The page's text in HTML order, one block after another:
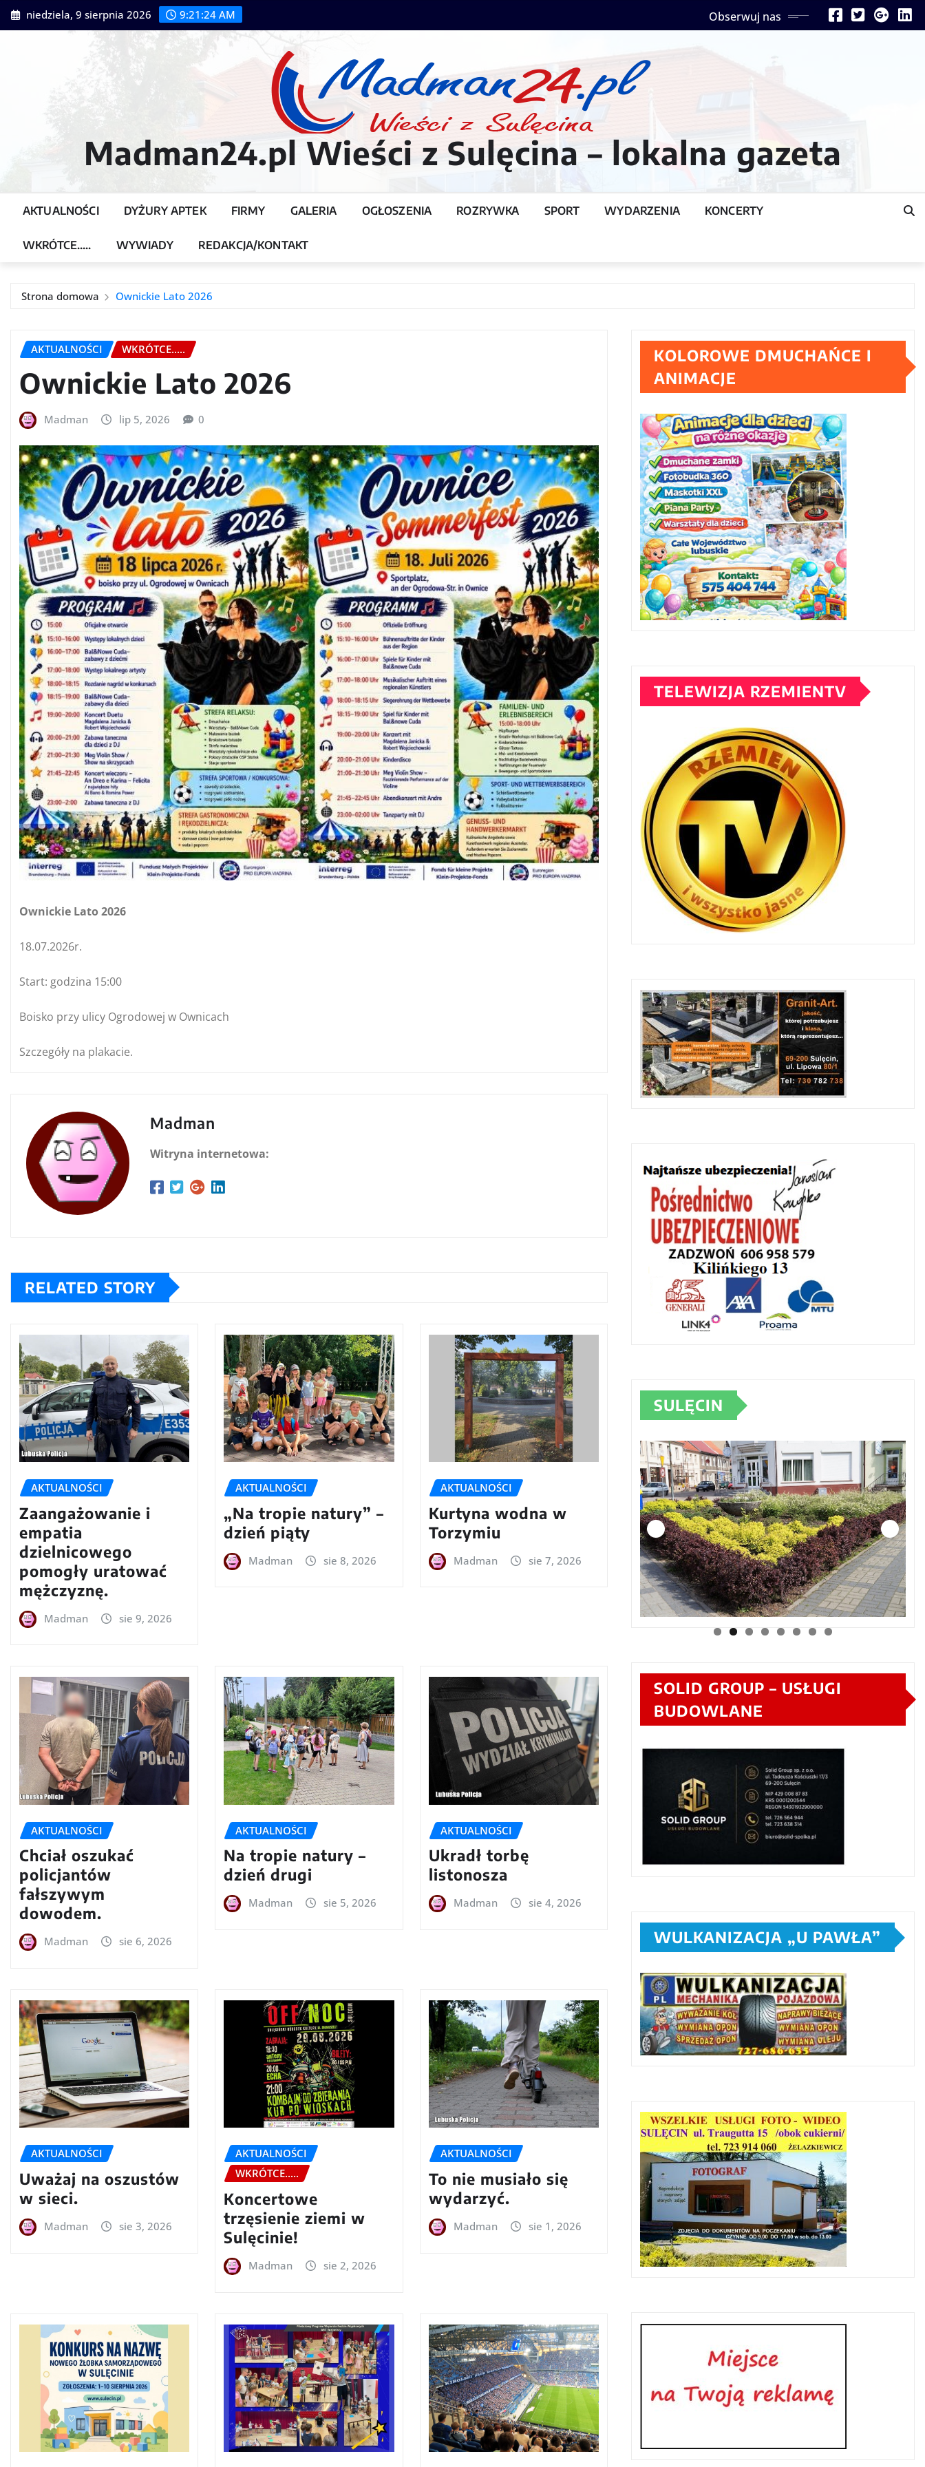
Przejdź
do
niedziela, 9 sierpnia 2026 9:21:26 AM Obserwuj nas
Madman24.pl Wieści z Sulęcina – lokalna gazeta
AKTUALNOŚCI DYŻURY APTEK FIRMY GALERIA OGŁOSZENIA ROZRYWKA SPORT WYDARZENIA KONCERTY
WKRÓTCE….. WYWIADY REDAKCJA/KONTAKT
Strona domowa Ownickie Lato 2026
AKTUALNOŚCI WKRÓTCE.....
Ownickie Lato 2026
Madman lip 5, 2026 0
Ownickie Lato 2026
18.07.2026r.
Start: godzina 15:00
Boisko przy ulicy Ogrodowej w Ownicach
Szczegóły na plakacie.
Madman
Witryna internetowa:
RELATED STORY
AKTUALNOŚCI
Zaangażowanie i
empatia
dzielnicowego
pomogły uratować
mężczyznę.
Madman sie 9, 2026
AKTUALNOŚCI
„Na tropie natury” –
dzień piąty
Madman sie 8, 2026
AKTUALNOŚCI
Kurtyna wodna w
Torzymiu
Madman sie 7, 2026
AKTUALNOŚCI
Chciał oszukać
policjantów
fałszywym
dowodem.
Madman sie 6, 2026
AKTUALNOŚCI
Na tropie natury –
dzień drugi
Madman sie 5, 2026
AKTUALNOŚCI
Ukradł torbę
listonosza
Madman sie 4, 2026
AKTUALNOŚCI
Uważaj na oszustów
w sieci.
Madman sie 3, 2026
AKTUALNOŚCI
WKRÓTCE.....
Koncertowe
trzęsienie ziemi w
Sulęcinie!
Madman sie 2, 2026
AKTUALNOŚCI
To nie musiało się
wydarzyć.
Madman sie 1, 2026
KOLOROWE DMUCHAŃCE I
ANIMACJE
TELEWIZJA RZEMIENTV
SULĘCIN
SOLID GROUP – USŁUGI
BUDOWLANE
WULKANIZACJA „U PAWŁA”